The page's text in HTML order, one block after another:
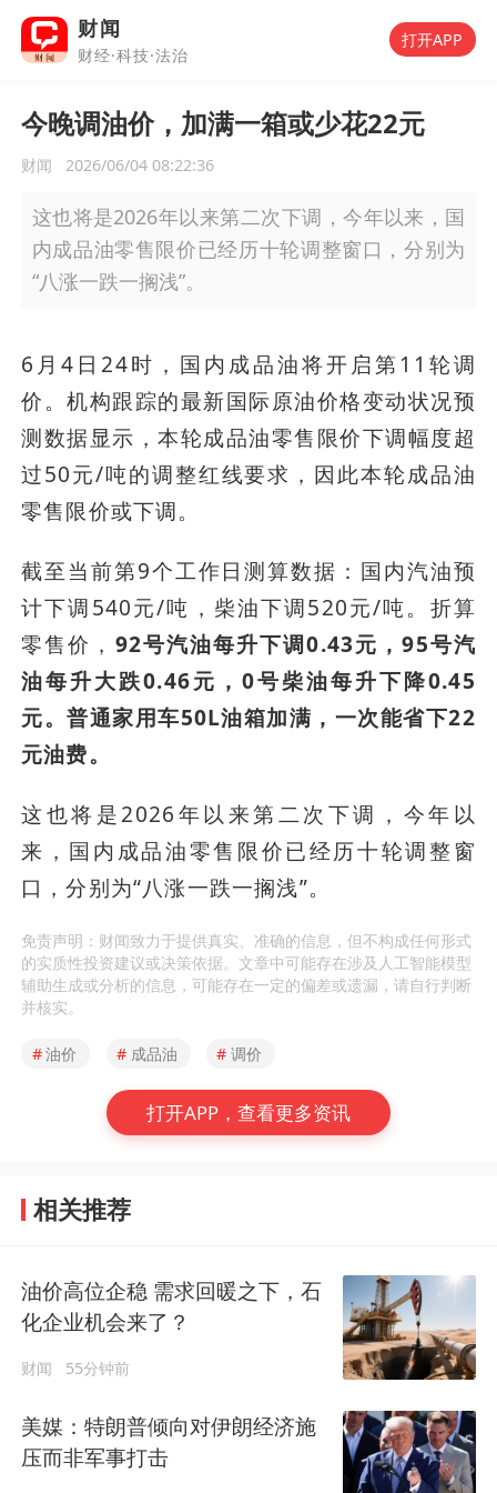
财闻
财经·科技·法治
打开APP
今晚调油价，加满一箱或少花22元
财闻 2026/06/04 08:22:36
这也将是2026年以来第二次下调，今年以来，国
内成品油零售限价已经历十轮调整窗口，分别为
“八涨一跌一搁浅”。
6月4日24时，国内成品油将开启第11轮调
价。机构跟踪的最新国际原油价格变动状况预
测数据显示，本轮成品油零售限价下调幅度超
过50元/吨的调整红线要求，因此本轮成品油
零售限价或下调。
截至当前第9个工作日测算数据：国内汽油预
计下调540元/吨，柴油下调520元/吨。折算
零售价， 92号汽油每升下调0.43元，95号汽
油每升大跌0.46元，0号柴油每升下降0.45
元。普通家用车50L油箱加满，一次能省下22
元油费。
这也将是2026年以来第二次下调，今年以
来，国内成品油零售限价已经历十轮调整窗
口，分别为“八涨一跌一搁浅”。
免责声明：财闻致力于提供真实、准确的信息，但不构成任何形式
的实质性投资建议或决策依据。文章中可能存在涉及人工智能模型
辅助生成或分析的信息，可能存在一定的偏差或遗漏，请自行判断
并核实。
#油价 # 成品油 # 调价
打开APP，查看更多资讯
相关推荐
油价高位企稳 需求回暖之下，石
化企业机会来了？
财闻 55分钟前
美媒：特朗普倾向对伊朗经济施
压而非军事打击